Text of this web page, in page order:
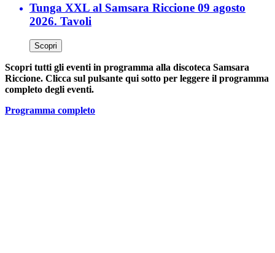
Tunga XXL al Samsara Riccione 09 agosto
2026. Tavoli
Scopri
Scopri tutti gli eventi in programma alla discoteca Samsara
Riccione. Clicca sul pulsante qui sotto per leggere il programma
completo degli eventi.
Programma completo